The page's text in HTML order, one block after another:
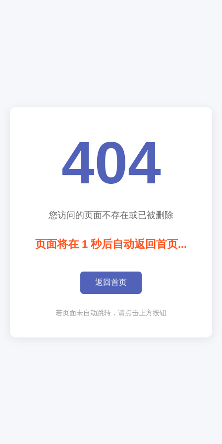
404
您访问的页面不存在或已被删除
页面将在 1 秒后自动返回首页...
返回首页
若页面未自动跳转，请点击上方按钮